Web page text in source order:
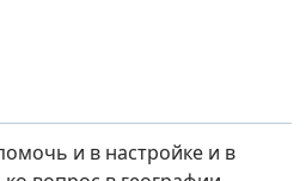
и в настройке и в